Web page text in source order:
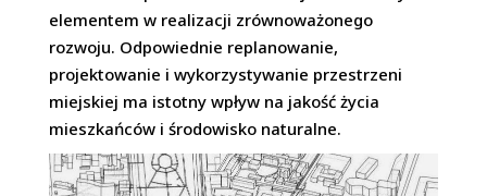
elementem w realizacji zrównoważonego
rozwoju. Odpowiednie replanowanie,
projektowanie i wykorzystywanie przestrzeni
miejskiej ma istotny wpływ na jakość życia
mieszkańców i środowisko naturalne.